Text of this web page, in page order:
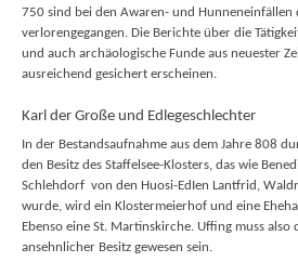
750 sind bei den Awaren- und Hunneneinfällen
verlorengegangen. Die Berichte über die
und auch archäologische Funde aus neuester
ausreichend gesichert erscheinen.
Karl der Große und Edlegeschlechter
In der Bestandsaufnahme aus dem Jahre 808
den Besitz des Staffelsee-Klosters, das wie
Schlehdorf von den Huosi-EdIen Lantfrid,
wurde, wird ein Klostermeierhof und eine
Ebenso eine St. Martinskirche. Uffing muss also
ansehnlicher Besitz gewesen sein.